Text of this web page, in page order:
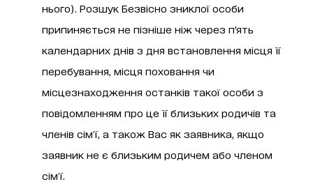
нього). Розшук Безвісно зниклої особи
припиняється не пізніше ніж через п’ять
календарних днів з дня встановлення місця її
перебування, місця поховання чи
місцезнаходження останків такої особи з
повідомленням про це її близьких родичів та
членів сім’ї, а також Вас як заявника, якщо
заявник не є близьким родичем або членом
сім’ї.